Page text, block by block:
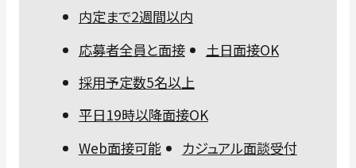
内定まで2週間以内
応募者全員と面接
土日面接OK
採用予定数5名以上
平日19時以降面接OK
Web面接可能
カジュアル面談受付